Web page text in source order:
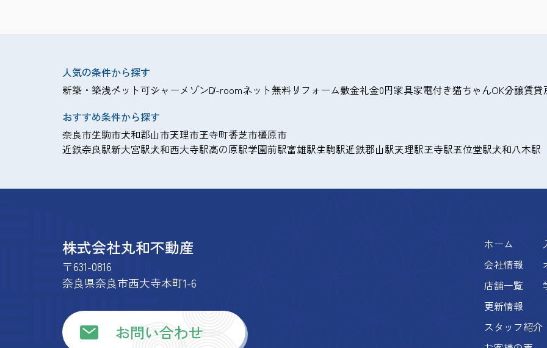
人気の条件から探す
新築・築浅ペット可シャーメゾンD-roomネット無料 リフォーム敷金礼金0円家具家電付き猫ちゃんOK分譲賃貸
おすすめ条件から探す
奈良市生駒市大和郡山市天理市王寺町香芝市橿原市
近鉄奈良駅新大宮駅大和西大寺駅高の原駅学園前駅富雄駅生駒駅近鉄郡山駅天理駅王寺駅五位堂駅大和八木駅
株式会社丸和不動産
〒631-0816
奈良県奈良市西大寺本町1-6
お問い合わせ
ホーム
会社情報
店舗一覧
更新情報
スタッフ紹介